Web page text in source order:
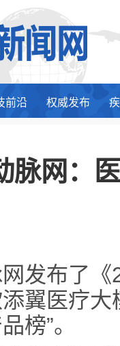
前沿 权威发布
脉网：
布了《
翼医疗
榜”。